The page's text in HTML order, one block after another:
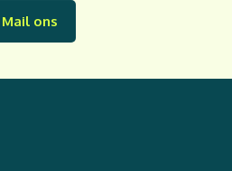
Mail ons